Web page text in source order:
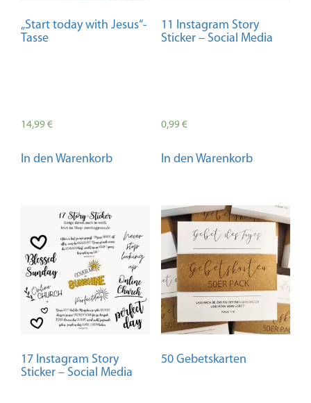
„Start today with Jesus“-
Tasse
14,99€
In den Warenkorb
11 Instagram Story
Sticker – Social Media
0,99€
In den Warenkorb
17 Instagram Story
Sticker – Social Media
50 Gebetskarten